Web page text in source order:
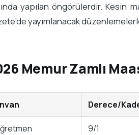
yapılan öngörülerdir. Kesin
yayımlanacak
Memur Zamlı
Derece/
9/1